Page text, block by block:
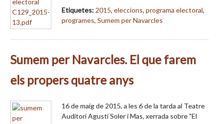
Etiquetes: 2015, eleccions, programa electoral,
programes, Sumem per Navarcles
Sumem per Navarcles. El que farem
els propers quatre anys
16 de maig de 2015, a les 6 de la tarda al Teatre
Auditori Agustí Soler i Mas, xerrada sobre "El